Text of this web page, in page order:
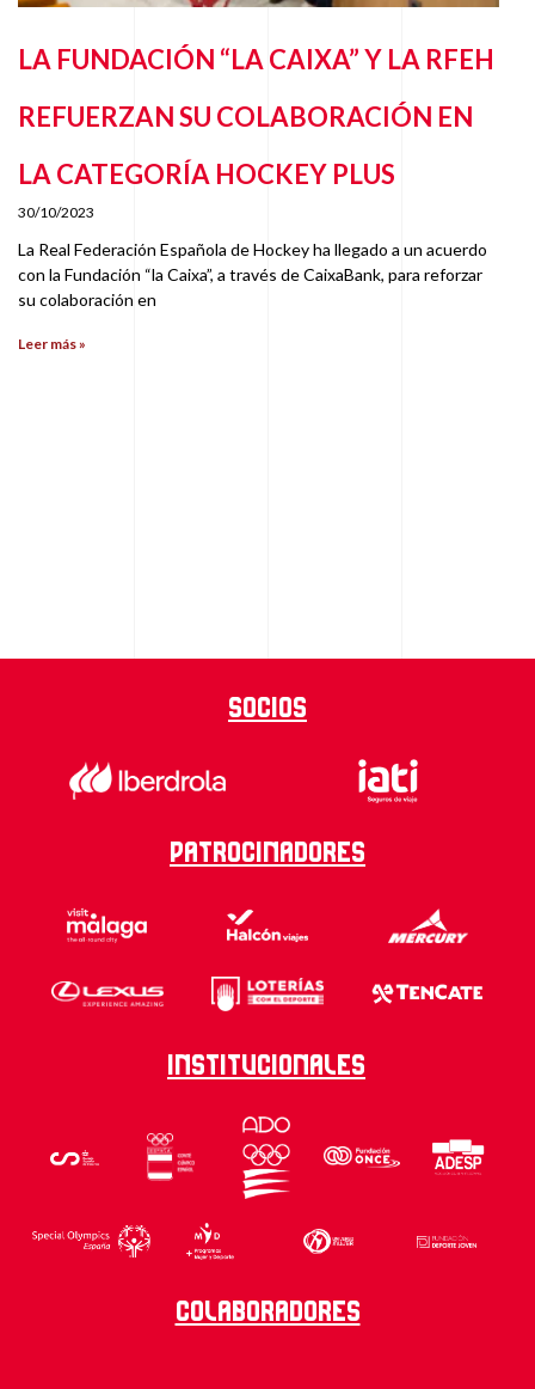
LA FUNDACIÓN “LA CAIXA” Y LA RFEH
REFUERZAN SU COLABORACIÓN EN
LA CATEGORÍA HOCKEY PLUS
30/10/2023
La Real Federación Española de Hockey ha llegado a un acuerdo
con la Fundación “la Caixa”, a través de CaixaBank, para reforzar
su colaboración en
Leer más »
Socios
Patrocinadores
Institucionales
Colaboradores